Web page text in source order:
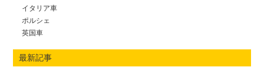
イタリア車
ポルシェ
英国車
最新記事